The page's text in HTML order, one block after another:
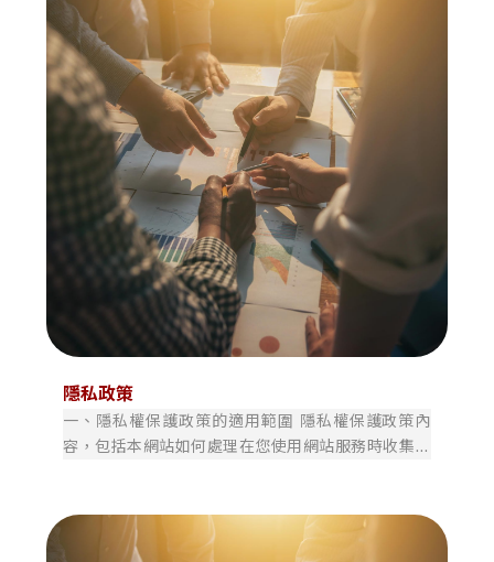
隱私政策
一、隱私權保護政策的適用範圍 隱私權保護政策內
容，包括本網站如何處理在您使用網站服務時收集到
與管理的人員。 二、個人資料的蒐集、處理及利用方
式 當您造訪本網站或使用本網站所提供之功能服務